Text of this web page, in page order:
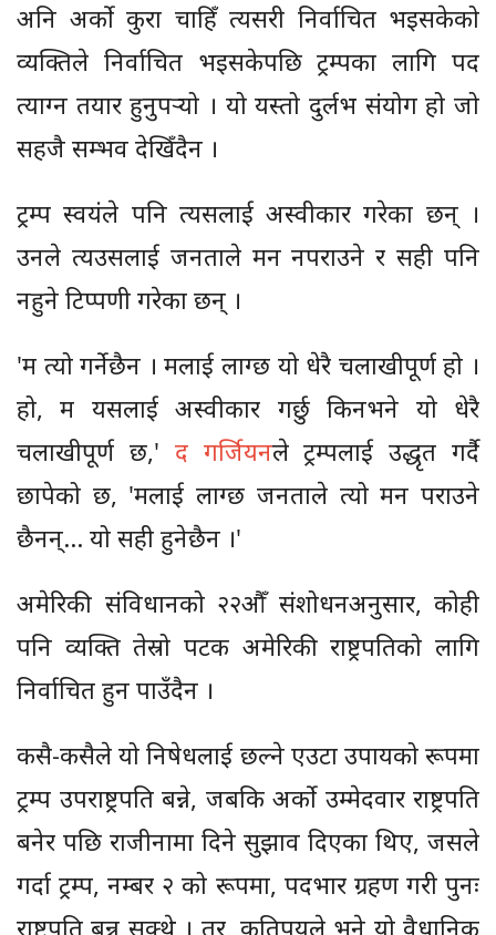
अनि अर्को कुरा चाहिँ त्यसरी निर्वाचित भइसकेको
व्यक्तिले निर्वाचित भइसकेपछि ट्रम्पका लागि पद
त्याग्न तयार हुनुपर्‍यो । यो यस्तो दुर्लभ संयोग हो जो
सहजै सम्भव देखिँदैन ।
ट्रम्प स्वयंले पनि त्यसलाई अस्वीकार गरेका छन् ।
उनले त्यउसलाई जनताले मन नपराउने र सही पनि
नहुने टिप्पणी गरेका छन् ।
'म त्यो गर्नेछैन । मलाई लाग्छ यो धेरै चलाखीपूर्ण हो ।
हो, म यसलाई अस्वीकार गर्छु किनभने यो धेरै
चलाखीपूर्ण छ,' द गर्जियनले ट्रम्पलाई उद्धृत गर्दै
छापेको छ, 'मलाई लाग्छ जनताले त्यो मन पराउने
छैनन्... यो सही हुनेछैन ।'
अमेरिकी संविधानको २२औँ संशोधनअनुसार, कोही
पनि व्यक्ति तेस्रो पटक अमेरिकी राष्ट्रपतिको लागि
निर्वाचित हुन पाउँदैन ।
कसै-कसैले यो निषेधलाई छल्ने एउटा उपायको रूपमा
ट्रम्प उपराष्ट्रपति बन्ने, जबकि अर्को उम्मेदवार राष्ट्रपति
बनेर पछि राजीनामा दिने सुझाव दिएका थिए, जसले
गर्दा ट्रम्प, नम्बर २ को रूपमा, पदभार ग्रहण गरी पुनः
राष्ट्रपति बन्न सक्थे । तर, कतिपयले भने यो वैधानिक